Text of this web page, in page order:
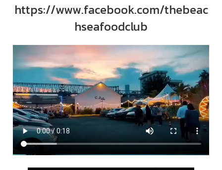
https://www.facebook.com/thebeac
hseafoodclub